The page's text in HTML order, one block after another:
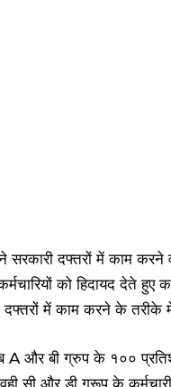
दफ्तरों में काम करने
को हिदायद देते हुए
दफ्तरों में काम करने के
A और बी ग्रुप के १००
सी और डी ग्रूप के